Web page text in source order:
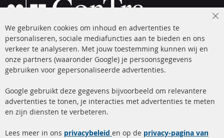
+49 (0) 4533 799 00 0
ma-do: 09-17 u, vr Fr 09-16 u
info@contra-automotive.de
facebook
instagram
Snelle links Kundenservice
We gebruiken cookies om inhoud en advertenties te
personaliseren, sociale mediafuncties aan te bieden en ons
verkeer te analyseren. Met jouw toestemming kunnen wij en
onze partners (waaronder Google) je persoonsgegevens
gebruiken voor gepersonaliseerde advertenties.
Google gebruikt deze gegevens bijvoorbeeld om relevantere
advertenties te tonen, je interacties met advertenties te meten
en zijn diensten te verbeteren.
Lees meer in ons privacybeleid en op de privacy-pagina van